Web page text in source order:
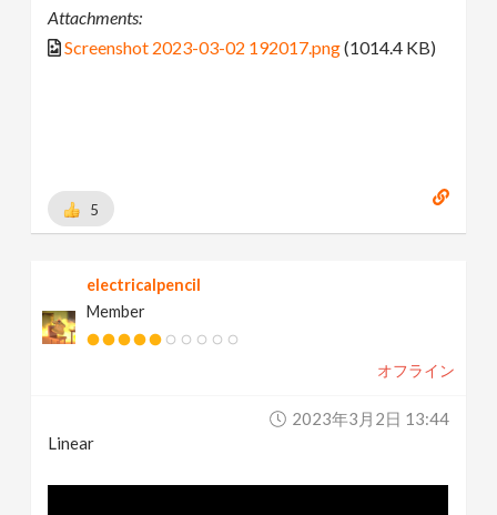
Attachments:
Screenshot 2023-03-02 192017.png(1014.4 KB)
5
electricalpencil
Member
オフライン
2023年3月2日 13:44
Linear